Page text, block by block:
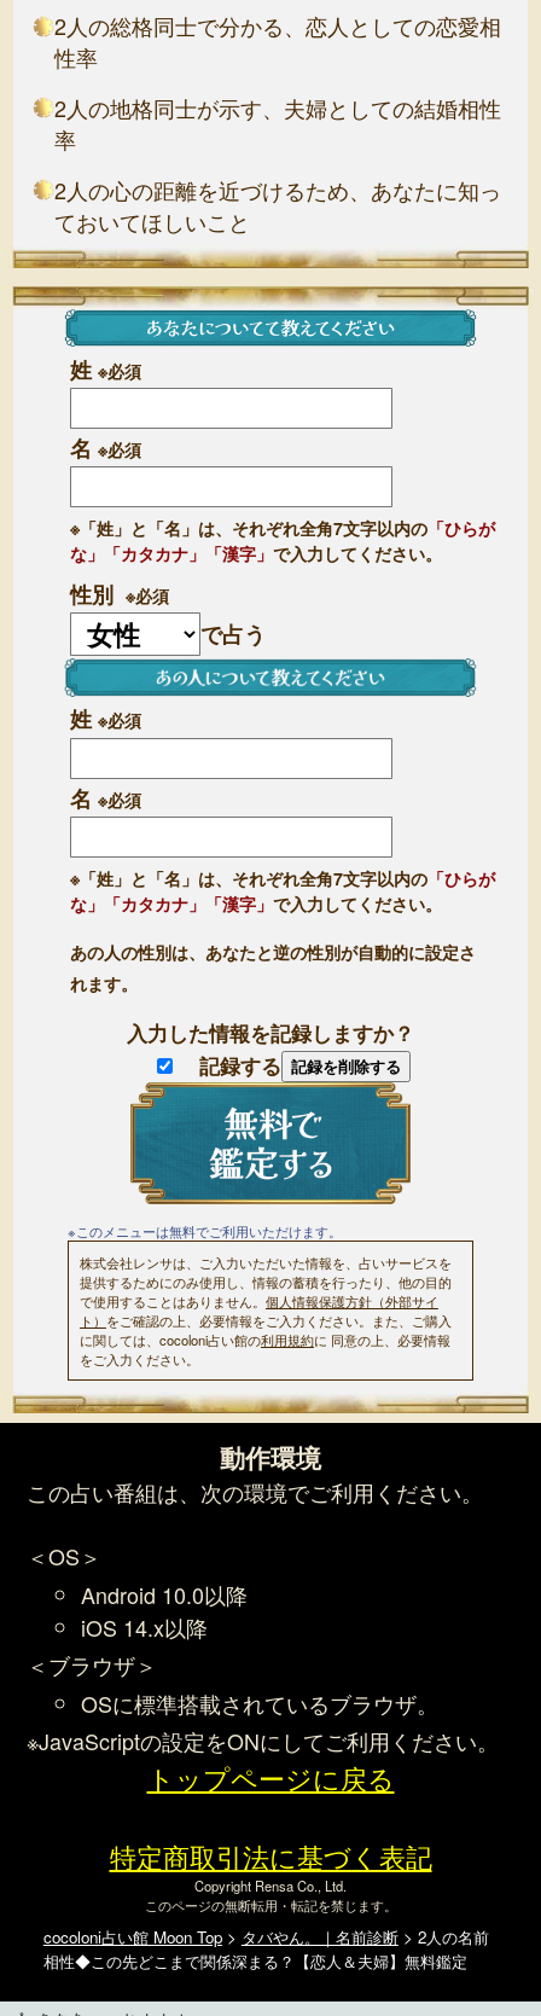
2人の総格同士で分かる、恋人としての恋愛相
性率
2人の地格同士が示す、夫婦としての結婚相性
率
2人の心の距離を近づけるため、あなたに知っ
ておいてほしいこと
姓 ※必須
名 ※必須
※「姓」と「名」は、それぞれ全角7文字以内の 「ひらが
な」「カタカナ」「漢字」で入力してください。
性別 ※必須
で占う
姓 ※必須
名 ※必須
※「姓」と「名」は、それぞれ全角7文字以内の 「ひらが
な」「カタカナ」「漢字」で入力してください。
あの人の性別は、あなたと逆の性別が自動的に設定さ
れます。
入力した情報を記録しますか？
記録する 記録を削除する
※このメニューは無料でご利用いただけます。
株式会社レンサは、ご入力いただいた情報を、占いサービスを
提供するためにのみ使用し、情報の蓄積を行ったり、他の目的
で使用することはありません。 個人情報保護方針（外部サイ
ト） をご確認の上、必要情報をご入力ください。また、ご購入
に関しては、cocoloni占い館の利用規約に 同意の上、必要情報
をご入力ください。
動作環境
この占い番組は、次の環境でご利用ください。
＜OS＞
Android 10.0以降
iOS 14.x以降
＜ブラウザ＞
OSに標準搭載されているブラウザ。
※JavaScriptの設定をONにしてご利用ください。
トップページに戻る
特定商取引法に基づく表記
Copyright Rensa Co., Ltd.
このページの無断転用・転記を禁じます。
cocoloni占い館 Moon Top> タバやん。｜名前診断> 2人の名前
相性◆この先どこまで関係深まる？【恋人＆夫婦】無料鑑定